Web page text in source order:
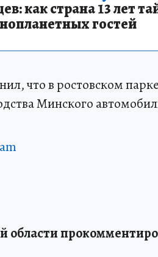
как страна 13 лет
гостей
что в ростовском
Минского
области